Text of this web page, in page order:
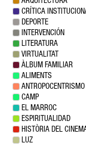
CRÍTICA
DEPORTE
INTERVENCIÓN
LITERATURA
VIRTUALITAT
ÀLBUM FAMILIAR
ALIMENTS
ANTROPOCENTRISMO
CAMP
EL MARROC
ESPIRITUALIDAD
HISTÒRIA DEL
LUZ